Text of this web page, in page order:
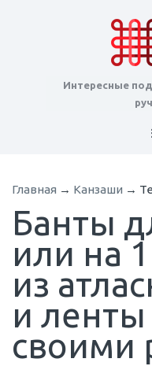
Интересные
Главная → Канзаши →
Банты
или на
из
и
своими